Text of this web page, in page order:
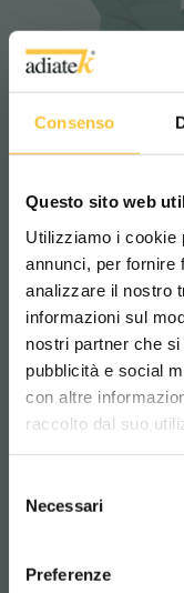
Consenso
Questo sito web
Utilizziamo i cookie
annunci, per fornire
analizzare il nostro
informazioni sul
nostri partner che
pubblicità e social
con altre
raccolto dal suo
delNecessari
Preferenze
RT-coral
Scegli il
lingua per